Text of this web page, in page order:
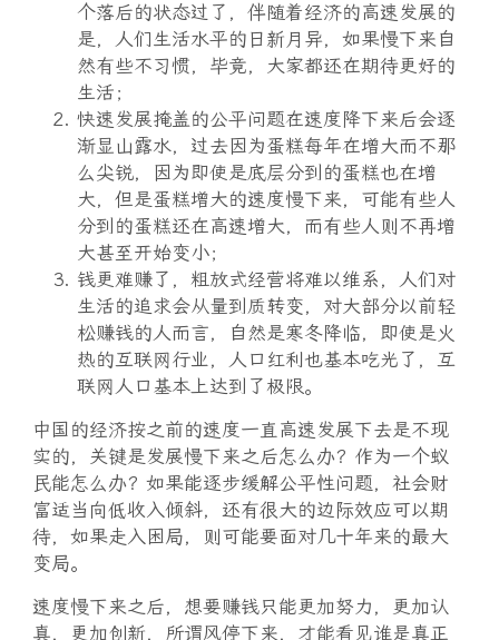
个落后的状态过了，伴随着经济的高速发展的
是，人们生活水平的日新月异，如果慢下来自
然有些不习惯，毕竟，大家都还在期待更好的
生活；
快速发展掩盖的公平问题在速度降下来后会逐
渐显山露水，过去因为蛋糕每年在增大而不那
么尖锐，因为即使是底层分到的蛋糕也在增
大，但是蛋糕增大的速度慢下来，可能有些人
分到的蛋糕还在高速增大，而有些人则不再增
大甚至开始变小；
钱更难赚了，粗放式经营将难以维系，人们对
生活的追求会从量到质转变，对大部分以前轻
松赚钱的人而言，自然是寒冬降临，即使是火
热的互联网行业，人口红利也基本吃光了，互
联网人口基本上达到了极限。
中国的经济按之前的速度一直高速发展下去是不现
实的，关键是发展慢下来之后怎么办？作为一个蚁
民能怎么办？如果能逐步缓解公平性问题，社会财
富适当向低收入倾斜，还有很大的边际效应可以期
待，如果走入困局，则可能要面对几十年来的最大
变局。
速度慢下来之后，想要赚钱只能更加努力，更加认
真，更加创新，所谓风停下来，才能看见谁是真正